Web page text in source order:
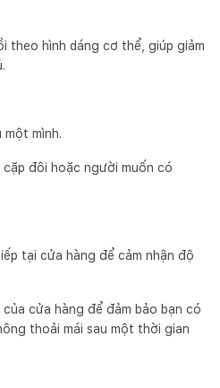
theo hình dáng cơ thể, giúp giảm
mình.
đôi hoặc người muốn có
tại cửa hàng để cảm nhận độ
cửa hàng để đảm bảo bạn có
thoải mái sau một thời gian